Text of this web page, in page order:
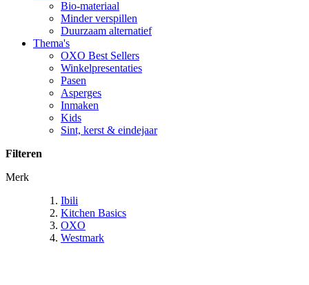
Bio-materiaal
Minder verspillen
Duurzaam alternatief
Thema's
OXO Best Sellers
Winkelpresentaties
Pasen
Asperges
Inmaken
Kids
Sint, kerst & eindejaar
Filteren
Merk
Ibili
Kitchen Basics
OXO
Westmark